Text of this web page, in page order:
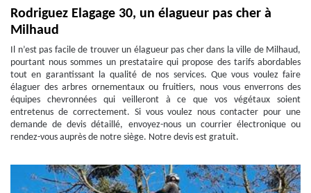
Rodriguez Elagage 30, un élagueur pas cher à
Milhaud
Il n’est pas facile de trouver un élagueur pas cher dans la ville de Milhaud,
pourtant nous sommes un prestataire qui propose des tarifs abordables
tout en garantissant la qualité de nos services. Que vous voulez faire
élaguer des arbres ornementaux ou fruitiers, nous vous enverrons des
équipes chevronnées qui veilleront à ce que vos végétaux soient
entretenus de correctement. Si vous voulez nous contacter pour une
demande de devis détaillé, envoyez-nous un courrier électronique ou
rendez-vous auprès de notre siège. Notre devis est gratuit.